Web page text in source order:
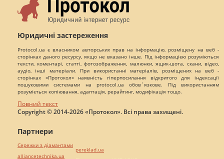
Юридичні застереження
Protocol.ua є власником авторських прав на інформацію, розміщену на веб -
сторінках даного ресурсу, якщо не вказано інше. Під інформацією розуміються
тексти, коментарі, статті, фотозображення, малюнки, ящик-шота, скани, відео,
аудіо, інші матеріали. При використанні матеріалів, розміщених на веб -
сторінках «Протокол» наявність гіперпосилання відкритого для індексації
пошуковими системами на protocol.ua обов`язкове. Під використанням
розуміється копіювання, адаптація, рерайтинг, модифікація тощо.
Повний текст
Copyright © 2014-2026 «Протокол». Всі права захищені.
Партнери
Сережки з діамантами
alliancetechnika.ua
pereklad.ua